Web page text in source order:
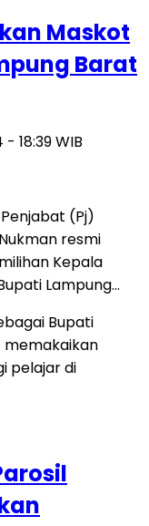
Maskot
Barat
- 18:39 WIB
(Pj)
resmi
Kepala
Lampung…